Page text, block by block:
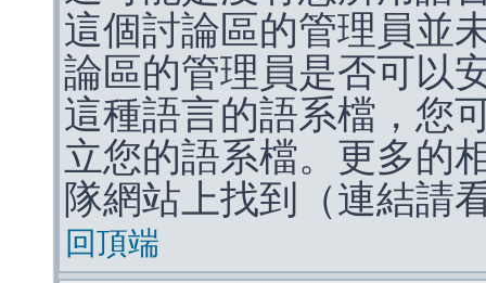
這個討論區的管理員並
論區的管理員是否可以
這種語言的語系檔，您
立您的語系檔。更多的
隊網站上找到（連結請
回頂端